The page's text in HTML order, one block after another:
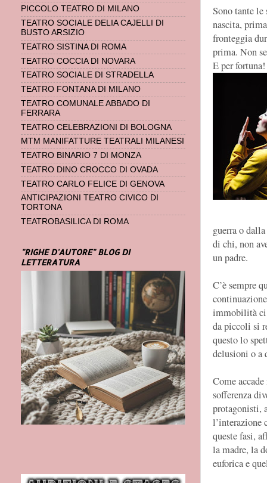
Sono tante le
nascita,
fronteggia
prima. Non
E per fortuna!
guerra o
di chi, non
un padre.
C’è sempre
immobilità ci
da piccoli si
questo lo
delusioni o a
Come
sofferenza
protagonisti,
l’interazione
queste fasi,
la madre, la
euforica e
PICCOLO TEATRO DI MILANO
TEATRO SOCIALE DELIA CAJELLI DI
BUSTO ARSIZIO
TEATRO SISTINA DI ROMA
TEATRO COCCIA DI NOVARA
TEATRO SOCIALE DI STRADELLA
TEATRO FONTANA DI MILANO
TEATRO COMUNALE ABBADO DI
FERRARA
TEATRO CELEBRAZIONI DI BOLOGNA
MTM MANIFATTURE TEATRALI MILANESI
TEATRO BINARIO 7 DI MONZA
TEATRO DINO CROCCO DI OVADA
TEATRO CARLO FELICE DI GENOVA
ANTICIPAZIONI TEATRO CIVICO DI
TORTONA
TEATROBASILICA DI ROMA
"RIGHE D'AUTORE" BLOG DI
LETTERATURA